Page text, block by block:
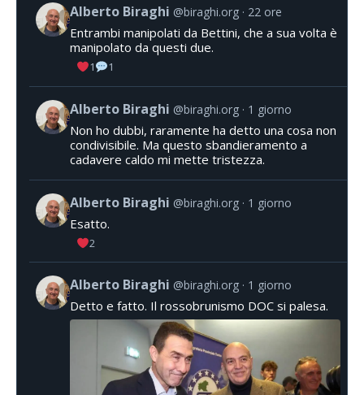
Alberto Biraghi @biraghi.org 22 ore
Entrambi manipolati da Bettini, che a sua volta è
manipolato da questi due.
1 1
Alberto Biraghi @biraghi.org 1 giorno
Non ho dubbi, raramente ha detto una cosa non
condivisibile. Ma questo sbandieramento a
cadavere caldo mi mette tristezza.
Alberto Biraghi @biraghi.org 1 giorno
Esatto.
2
Alberto Biraghi @biraghi.org 1 giorno
Detto e fatto. Il rossobrunismo DOC si palesa.